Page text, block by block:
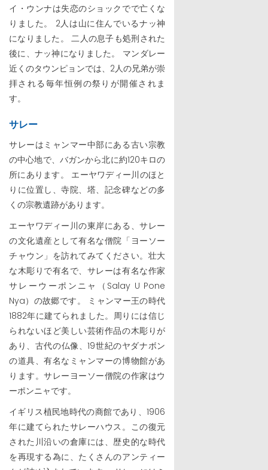
イ・ウンナは失恋のショックでで亡くな
りました。 2人は山に住んでいるナッ神
になりました。 二人の息子も処刑された
後に、ナッ神になりました。 マンダレー
近くのタウンピョンでは、2人の兄弟が崇
拝される毎年恒例の祭りが開催されま
す。
サレー
サレーはミャンマー中部にある古い宗教
の中心地で、バガンから北に約120キロの
所にあります。 エーヤワディー川のほと
りに位置し、寺院、塔、記念碑などの多
くの宗教遺跡があります。
エーヤワディー川の東岸にある、サレー
の文化遺産として有名な僧院「ヨーソー
チャウン」を訪れてみてください。壮大
な木彫りで有名で、サレーは有名な作家
サレーウーポンニャ（Salay U Pone
Nya）の故郷です。 ミャンマー王の時代
1882年に建てられました。周りには信じ
られないほど美しい芸術作品の木彫りが
あり、古代の仏像、19世紀のヤダナボン
の道具、有名なミャンマーの博物館があ
ります。サレーヨーソー僧院の作家はウ
ーポンニャです。
イギリス植民地時代の商館であり、1906
年に建てられたサレーハウス。この復元
された川沿いの倉庫には、歴史的な時代
を再現する為に、たくさんのアンティー